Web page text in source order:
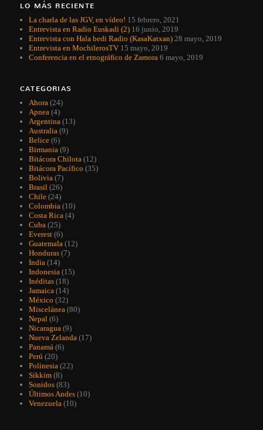
LO MÁS RECIENTE
La charla de las JGV, en vídeo! 15 febrero, 2021
Entrevista en Radio Euskadi (2) 16 junio, 2019
Entrevista con Hala bedi Radio (KasaKatxan) 28 mayo, 2019
Entrevista en MochilerosTV 15 mayo, 2019
Conferencia en el etnográfico de Zamora 6 mayo, 2019
CATEGORIAS
Ahora (24)
Apnea (4)
Argentina (13)
Australia (9)
Belice (6)
Birmania (9)
Bitácora Chilota (12)
Bitácora Pacífico (35)
Bolivia (7)
Brasil (26)
Chile (24)
Colombia (10)
Costa Rica (4)
Cuba (25)
Everest (6)
Guatemala (12)
Honduras (7)
India (14)
Indonesia (15)
Inéditas (18)
Jamaica (14)
México (32)
Miscelánea (80)
Nepal (6)
Nicaragua (9)
Nueva Zelanda (17)
Panamá (6)
Perú (20)
Polinesia (22)
Sikkim (8)
Sonidos (83)
Últimos Andes (10)
Venezuela (10)